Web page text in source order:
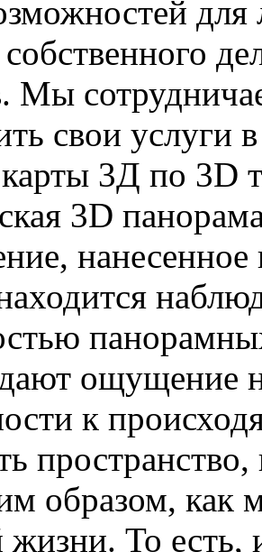
собственного
Мы
свои услуги
3Д по 3D
3D
ощущение
к
образом, как
жизни. То